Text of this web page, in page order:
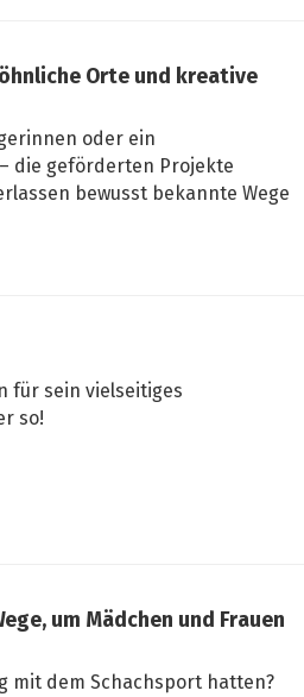
Orte und kreative
oder ein
die geförderten Projekte
bewusst bekannte Wege
für sein vielseitiges
so!
um Mädchen und Frauen
mit dem Schachsport hatten?